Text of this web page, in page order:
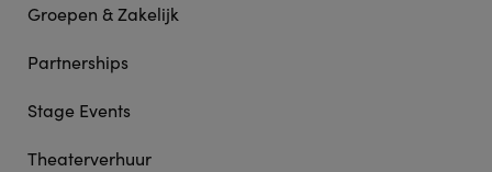
Groepen & Zakelijk
Partnerships
Stage Events
Theaterverhuur